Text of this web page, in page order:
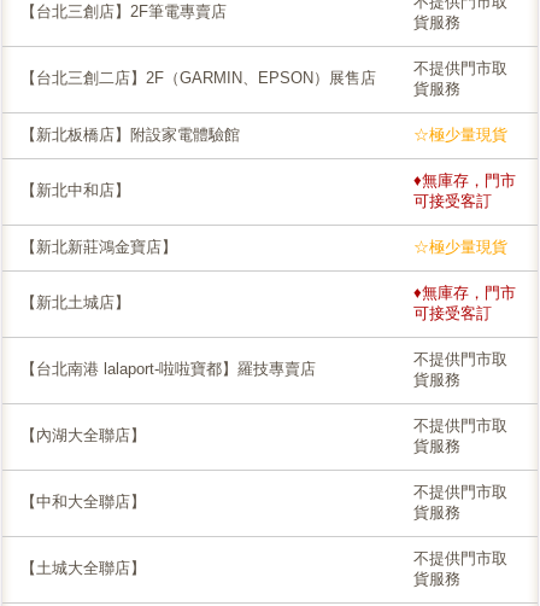
【台北三創店】2F筆電專賣店
貨服務
【台北三創二店】2F（GARMIN、EPSON）展售店
不提供門市取
貨服務
【新北板橋店】附設家電體驗館 ☆極少量現貨
【新北中和店】
♦無庫存，門市
可接受客訂
【新北新莊鴻金寶店】 ☆極少量現貨
【新北土城店】
♦無庫存，門市
可接受客訂
【台北南港 lalaport-啦啦寶都】羅技專賣店
不提供門市取
貨服務
【內湖大全聯店】
不提供門市取
貨服務
【中和大全聯店】
不提供門市取
貨服務
【土城大全聯店】
不提供門市取
貨服務